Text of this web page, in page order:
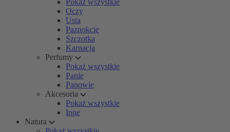
Pokaż wszystkie
Oczy
Usta
Paznokcie
Szczotka
Karnacja
Perfumy
Pokaż wszystkie
Panie
Panowie
Akcesoria
Pokaż wszystkie
Inne
Natura